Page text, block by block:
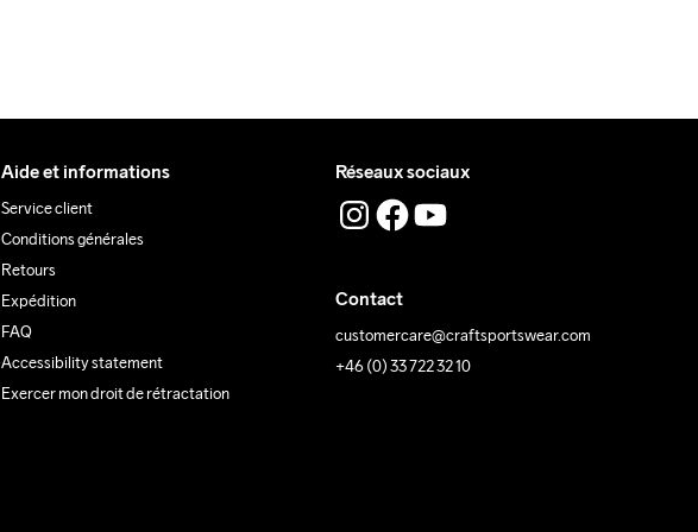
Aide et informations
Service client
Conditions générales
Retours
Expédition
FAQ
Accessibility statement
Exercer mon droit de rétractation
Réseaux sociaux
Contact
customercare@craftsportswear.com
+46 (0) 33 722 32 10